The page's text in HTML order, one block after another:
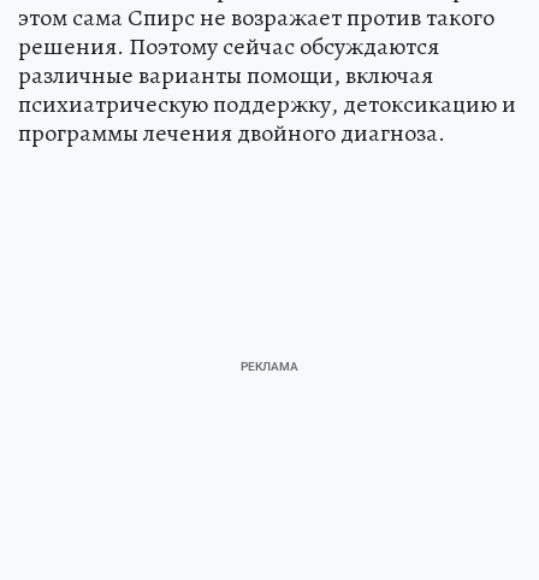
этом сама Спирс не возражает против такого
решения. Поэтому сейчас обсуждаются
различные варианты помощи, включая
психиатрическую поддержку, детоксикацию и
программы лечения двойного диагноза.